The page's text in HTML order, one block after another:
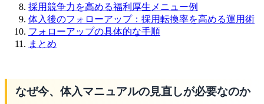
採用競争力を高める福利厚生メニュー例
体入後のフォローアップ：採用転換率を高める運用術
フォローアップの具体的な手順
まとめ
なぜ今、体入マニュアルの見直しが必要なのか